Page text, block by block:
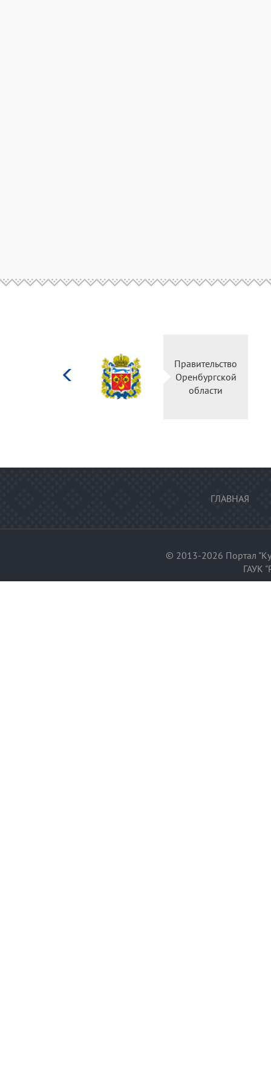
Правительство
Оренбургской
области
ГЛАВНАЯ
© 2013-2026 Портал
ГАУК